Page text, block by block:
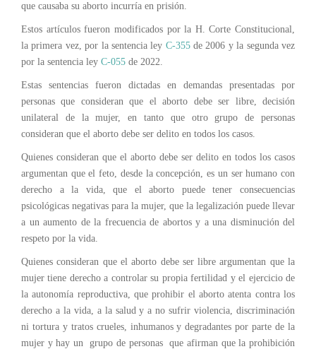
que causaba su aborto incurría en prisión.
Estos artículos fueron modificados por la H. Corte Constitucional,
la primera vez, por la sentencia ley C-355de 2006 y la segunda vez
por la sentencia ley C-055 de 2022.
Estas sentencias fueron dictadas en demandas presentadas por
personas que consideran que el aborto debe ser libre, decisión
unilateral de la mujer, en tanto que otro grupo de personas
consideran que el aborto debe ser delito en todos los casos.
Quienes consideran que el aborto debe ser delito en todos los casos
argumentan que el feto, desde la concepción, es un ser humano con
derecho a la vida, que el aborto puede tener consecuencias
psicológicas negativas para la mujer, que la legalización puede llevar
a un aumento de la frecuencia de abortos y a una disminución del
respeto por la vida.
Quienes consideran que el aborto debe ser libre argumentan que la
mujer tiene derecho a controlar su propia fertilidad y el ejercicio de
la autonomía reproductiva, que prohibir el aborto atenta contra los
derecho a la vida, a la salud y a no sufrir violencia, discriminación
ni tortura y tratos crueles, inhumanos y degradantes por parte de la
mujer y hay un grupo de personas que afirman que la prohibición